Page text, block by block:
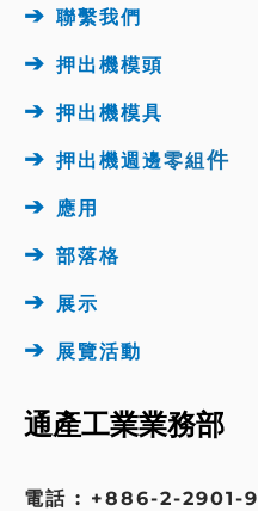
➔ 聯繫我們
➔ 押出機模頭
➔ 押出機模具
➔ 押出機週邊零組件
➔ 應用
➔ 部落格
➔ 展示
➔ 展覽活動
通產工業業務部
電話 : +886-2-2901-